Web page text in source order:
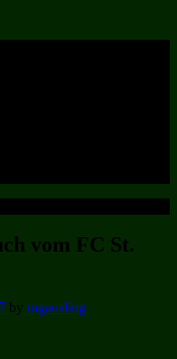
vom FC St.
by mgausling